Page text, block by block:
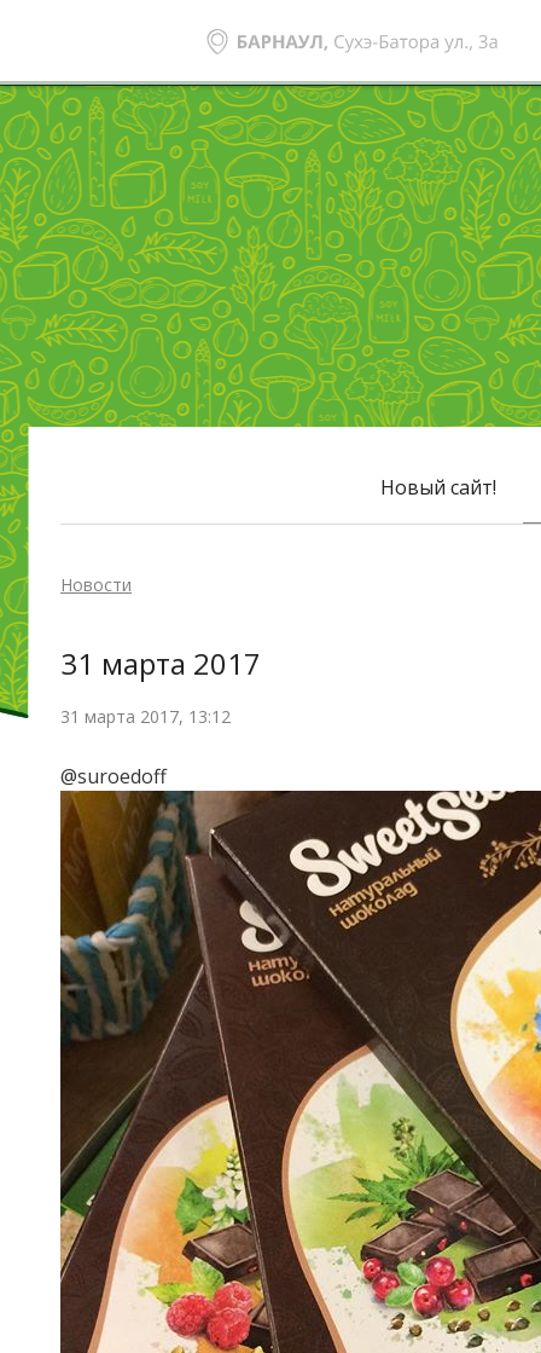
Новый сайт!
Новости
31 марта 2017
31 марта 2017, 13:12
@suroedoff